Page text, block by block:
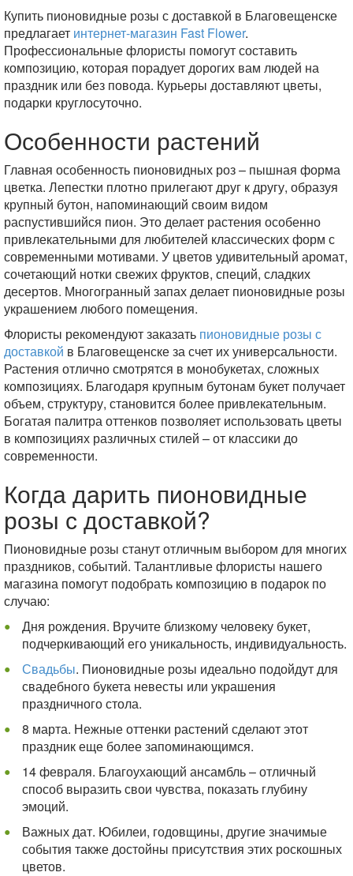
Купить пионовидные розы с доставкой в Благовещенске
предлагает интернет-магазин Fast Flower.
Профессиональные флористы помогут составить
композицию, которая порадует дорогих вам людей на
праздник или без повода. Курьеры доставляют цветы,
подарки круглосуточно.
Особенности растений
Главная особенность пионовидных роз – пышная форма
цветка. Лепестки плотно прилегают друг к другу, образуя
крупный бутон, напоминающий своим видом
распустившийся пион. Это делает растения особенно
привлекательными для любителей классических форм с
современными мотивами. У цветов удивительный аромат,
сочетающий нотки свежих фруктов, специй, сладких
десертов. Многогранный запах делает пионовидные розы
украшением любого помещения.
Флористы рекомендуют заказать пионовидные розы с
доставкой в Благовещенске за счет их универсальности.
Растения отлично смотрятся в монобукетах, сложных
композициях. Благодаря крупным бутонам букет получает
объем, структуру, становится более привлекательным.
Богатая палитра оттенков позволяет использовать цветы
в композициях различных стилей – от классики до
современности.
Когда дарить пионовидные
розы с доставкой?
Пионовидные розы станут отличным выбором для многих
праздников, событий. Талантливые флористы нашего
магазина помогут подобрать композицию в подарок по
случаю:
Дня рождения. Вручите близкому человеку букет,
подчеркивающий его уникальность, индивидуальность.
Свадьбы. Пионовидные розы идеально подойдут для
свадебного букета невесты или украшения
праздничного стола.
8 марта. Нежные оттенки растений сделают этот
праздник еще более запоминающимся.
14 февраля. Благоухающий ансамбль – отличный
способ выразить свои чувства, показать глубину
эмоций.
Важных дат. Юбилеи, годовщины, другие значимые
события также достойны присутствия этих роскошных
цветов.